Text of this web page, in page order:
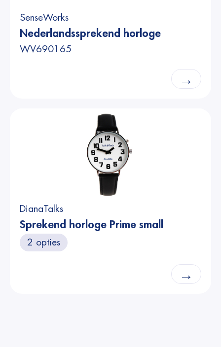
SenseWorks
Nederlandssprekend horloge
WV690165
→
DianaTalks
Sprekend horloge Prime small
2 opties
→